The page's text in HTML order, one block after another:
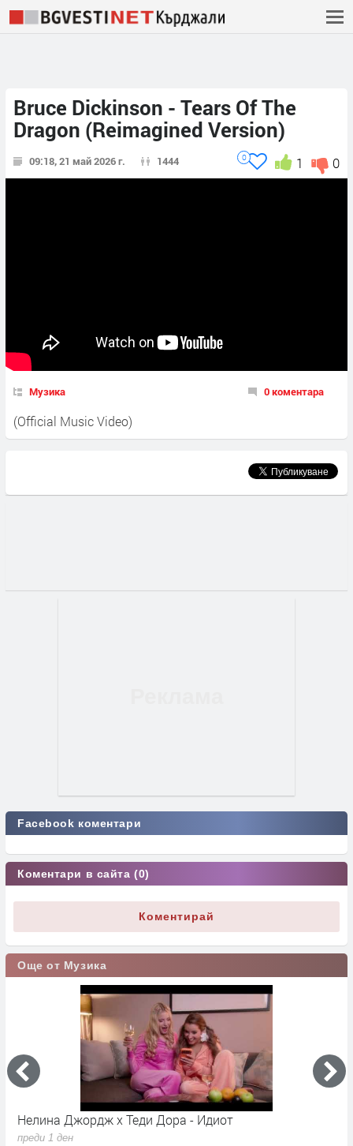
Bruce Dickinson - Tears Of The
Dragon (Reimagined Version)
09:18, 21 май 2026 г. 1444 0
1
0
Музика 0 коментара
(Official Music Video)
Facebook коментари
Коментари в сайта (0)
Коментирай
Още от Музика
Young K - Shut The Door
преди 1 ден